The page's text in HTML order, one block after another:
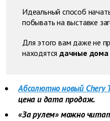
Идеальный способ
побывать на выставке
Для этого вам даже не
находятся дачные дома
Абсолютно новый Chery
цена и дата продаж.
«За рулем» можно